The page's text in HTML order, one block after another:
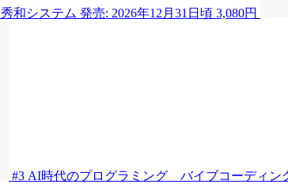
秀和システム 発売: 2026年12月31日頃 3,080円
#3 AI時代のプログラミング バイブコーディン